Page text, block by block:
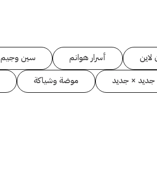
لاين أسرار هوانم سين وجيم
جديد × جديد موضة وشياكة